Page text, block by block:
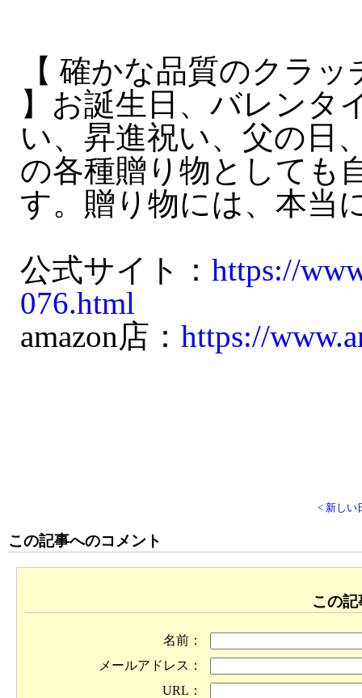
【 確かな品質のクラ
】お誕生日、バレンタ
い、昇進祝い、父の日
の各種贈り物としても
す。贈り物には、本当
公式サイト： https://
076.html
amazon店： https://
< 新しい
この記事へのコメント
この
名前：
メールアドレス：
URL：